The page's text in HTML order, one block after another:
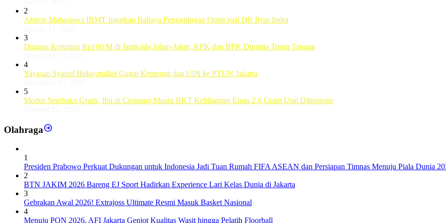
2
Aktivis Mahasiswa IBMT Ingatkan Bahaya Penggiringan Opini soal DR Ilyas Indra
3
Dugaan Kerugian Rp100 M di Jamkrida Jabar–Jakre, KPK dan BPK Diminta Turun Tangan
4
Yayasan Syarief Hidayatullah Gugat Kemenag dan UIN ke PTUN Jakarta
5
Modus Sembako Gratis, Ibu di Cipinang Muara BKT Kehilangan Emas 2,6 Gram Usai Dihipnotis
Olahraga
1
Presiden Prabowo Perkuat Dukungan untuk Indonesia Jadi Tuan Rumah FIFA ASEAN dan Persiapan Timnas Menuju Piala Dunia
2
BTN JAKIM 2026 Bareng EJ Sport Hadirkan Experience Lari Kelas Dunia di Jakarta
3
Gebrakan Awal 2026! Extrajoss Ultimate Resmi Masuk Basket Nasional
4
Menuju PON 2026, AFI Jakarta Genjot Kualitas Wasit hingga Pelatih Floorball